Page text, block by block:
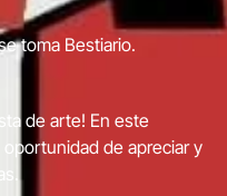
toma Bestiario.
de arte! En este
de apreciar y